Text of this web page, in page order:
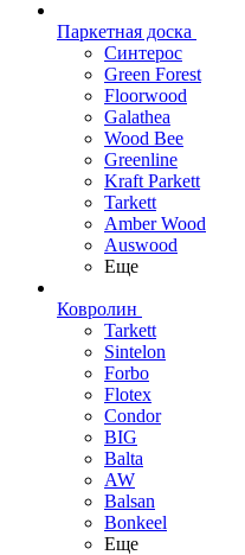
Паркетная доска
Синтерос
Green Forest
Floorwood
Galathea
Wood Bee
Greenline
Kraft Parkett
Tarkett
Amber Wood
Auswood
Еще
Ковролин
Tarkett
Sintelon
Forbo
Flotex
Condor
BIG
Balta
AW
Balsan
Bonkeel
Еще